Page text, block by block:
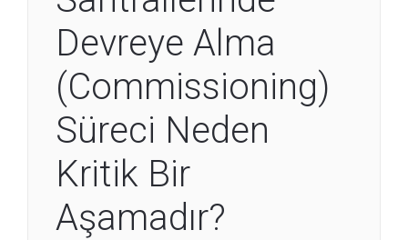
Devreye Alma
(Commissioning)
Süreci Neden
Kritik Bir
Aşamadır?